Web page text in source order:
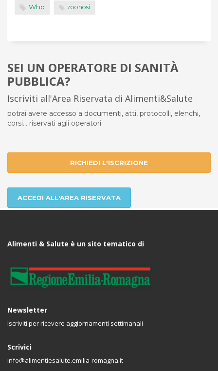
Who zoonosi
SEI UN OPERATORE DI SANITÀ
PUBBLICA?
Iscriviti all'Area Riservata di Alimenti&Salute
potrai avere accesso a documenti, atti, protocolli, elenchi,
corsi... riservati agli operatori
RICHIEDI L'ISCRIZIONE
ACCEDI ALL'AREA RISERVATA
Alimenti & Salute è un sito tematico di
Newsletter
Iscriviti per ricevere aggiornamenti settimanali
Scrivici
info@alimentiesalute.emilia-romagna.it